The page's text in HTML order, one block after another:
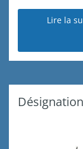
Lire la